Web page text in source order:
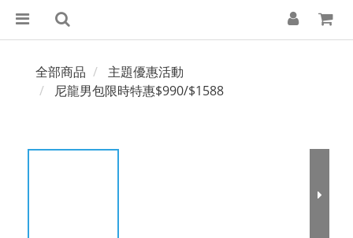
全部商品
主題優惠活動
尼龍男包限時特惠$990/$1588